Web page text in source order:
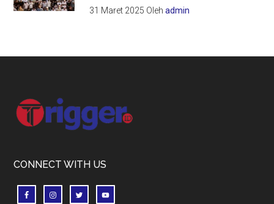
31 Maret 2025 Olehadmin
Footer
CONNECT WITH US